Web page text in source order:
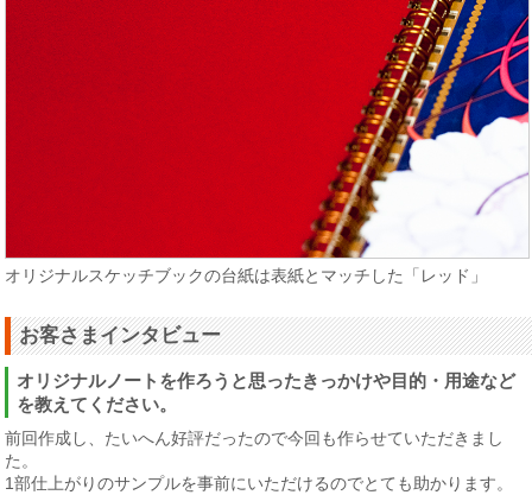
オリジナルスケッチブックの台紙は表紙とマッチした「レッド」
お客さまインタビュー
オリジナルノートを作ろうと思ったきっかけや目的・用途など
を教えてください。
前回作成し、たいへん好評だったので今回も作らせていただきまし
た。
1部仕上がりのサンプルを事前にいただけるのでとても助かります。